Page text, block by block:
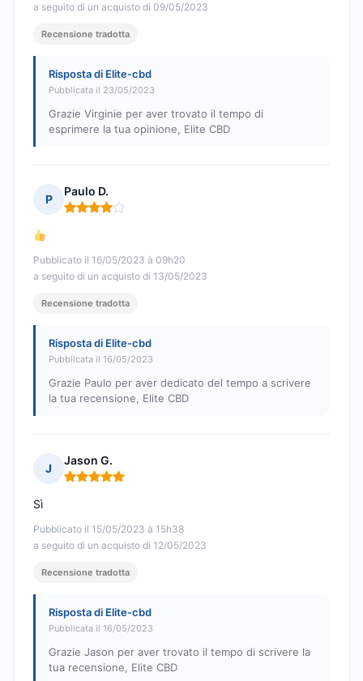
a seguito di un acquisto di 09/05/2023
Recensione tradotta
Risposta di Elite-cbd
Pubblicata il 23/05/2023
Grazie Virginie per aver trovato il tempo di
esprimere la tua opinione, Elite CBD
P
Paulo D.
Nota: 4 su 5
Pubblicato il 16/05/2023 à 09h20
a seguito di un acquisto di 13/05/2023
Recensione tradotta
Risposta di Elite-cbd
Pubblicata il 16/05/2023
Grazie Paulo per aver dedicato del tempo a scrivere
la tua recensione, Elite CBD
J
Jason G.
Nota: 5 su 5
Pubblicato il 15/05/2023 à 15h38
a seguito di un acquisto di 12/05/2023
Sì
Recensione tradotta
Risposta di Elite-cbd
Pubblicata il 16/05/2023
Grazie Jason per aver trovato il tempo di scrivere la
tua recensione, Elite CBD